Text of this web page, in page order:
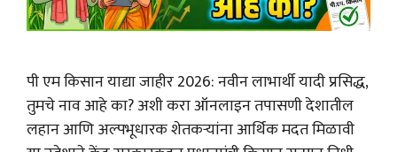
पी एम किसान याद्या जाहीर 2026: नवीन लाभार्थी यादी प्रसिद्ध,
तुमचे नाव आहे का? अशी करा ऑनलाइन तपासणी देशातील
लहान आणि अल्पभूधारक शेतकऱ्यांना आर्थिक मदत मिळावी